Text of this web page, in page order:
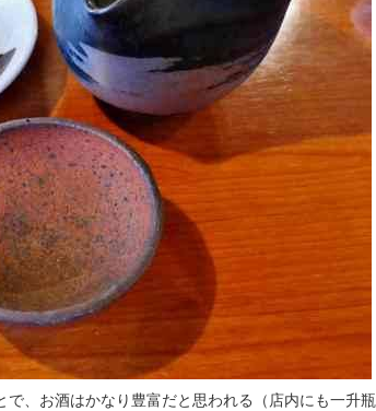
、お酒はかなり豊富だと思われる（店内にも一升瓶